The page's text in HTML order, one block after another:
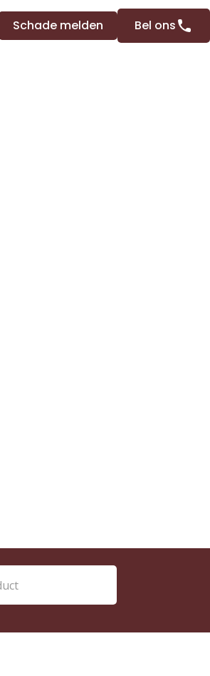
Schade melden Bel ons